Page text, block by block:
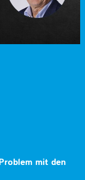
mit den